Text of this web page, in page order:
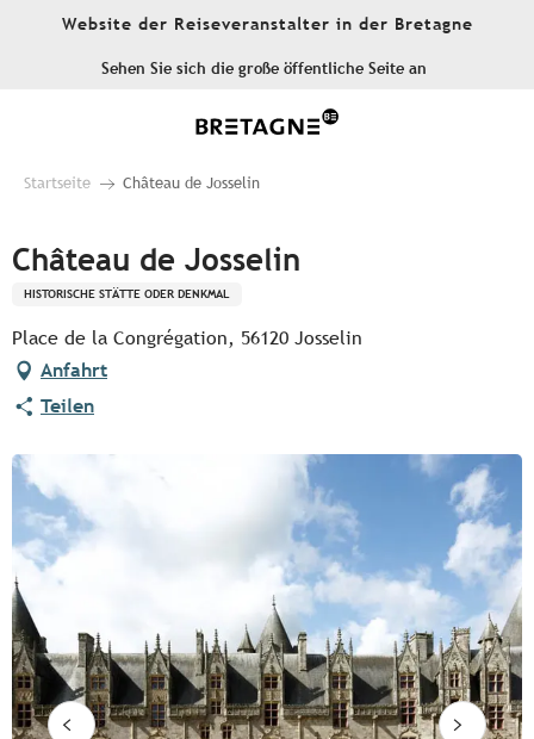
Website der Reiseveranstalter in der Bretagne
Sehen Sie sich die große öffentliche Seite an
Startseite Château de Josselin
Château de Josselin
HISTORISCHE STÄTTE ODER DENKMAL
Place de la Congrégation, 56120 Josselin
Anfahrt
Teilen